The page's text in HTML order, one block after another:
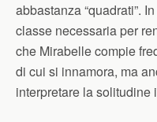
abbastanza “quadrati”.
classe necessaria per
che Mirabelle compie
di cui si innamora, ma
interpretare la